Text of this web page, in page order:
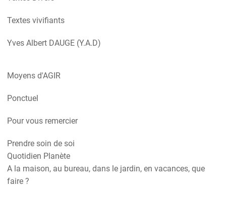
Textes vivifiants
Yves Albert DAUGE (Y.A.D)
Moyens d'AGIR
Ponctuel
Pour vous remercier
Prendre soin de soi
Quotidien Planète
A la maison, au bureau, dans le jardin, en vacances, que
faire ?